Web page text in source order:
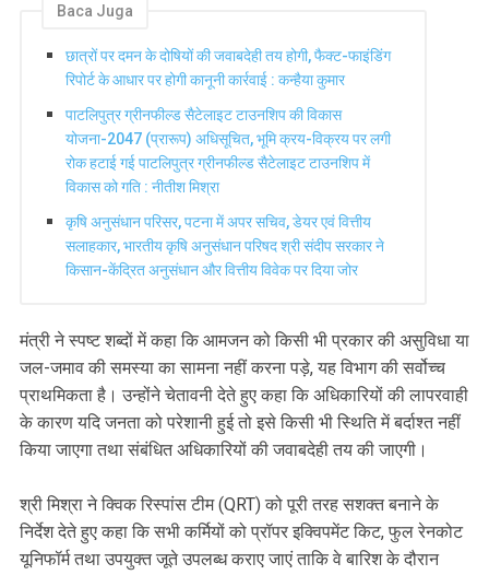
Baca Juga
छात्रों पर दमन के दोषियों की जवाबदेही तय होगी, फैक्ट-फाइंडिंग
रिपोर्ट के आधार पर होगी कानूनी कार्रवाई : कन्हैया कुमार
पाटलिपुत्र ग्रीनफील्ड सैटेलाइट टाउनशिप की विकास
योजना-2047 (प्रारूप) अधिसूचित, भूमि क्रय-विक्रय पर लगी
रोक हटाई गई पाटलिपुत्र ग्रीनफील्ड सैटेलाइट टाउनशिप में
विकास को गति : नीतीश मिश्रा
कृषि अनुसंधान परिसर, पटना में अपर सचिव, डेयर एवं वित्तीय
सलाहकार, भारतीय कृषि अनुसंधान परिषद श्री संदीप सरकार ने
किसान-केंद्रित अनुसंधान और वित्तीय विवेक पर दिया जोर
मंत्री ने स्पष्ट शब्दों में कहा कि आमजन को किसी भी प्रकार की असुविधा या
जल-जमाव की समस्या का सामना नहीं करना पड़े, यह विभाग की सर्वोच्च
प्राथमिकता है। उन्होंने चेतावनी देते हुए कहा कि अधिकारियों की लापरवाही
के कारण यदि जनता को परेशानी हुई तो इसे किसी भी स्थिति में बर्दाश्त नहीं
किया जाएगा तथा संबंधित अधिकारियों की जवाबदेही तय की जाएगी।
श्री मिश्रा ने क्विक रिस्पांस टीम (QRT) को पूरी तरह सशक्त बनाने के
निर्देश देते हुए कहा कि सभी कर्मियों को प्रॉपर इक्विपमेंट किट, फुल रेनकोट
यूनिफॉर्म तथा उपयुक्त जूते उपलब्ध कराए जाएं ताकि वे बारिश के दौरान